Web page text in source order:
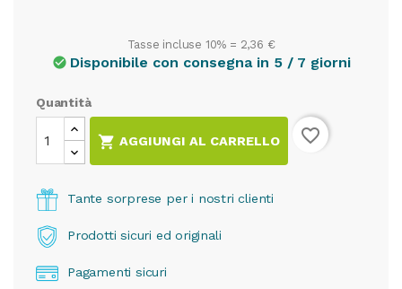
Tasse incluse 10% = 2,36 €
check_circle Disponibile con consegna in 5 / 7 giorni
Quantità
 AGGIUNGI AL CARRELLO favorite_border
Tante sorprese per i nostri clienti
Prodotti sicuri ed originali
Pagamenti sicuri